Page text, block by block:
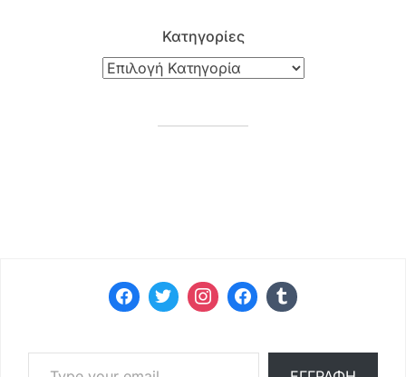
Κατηγορίες
Type your email…